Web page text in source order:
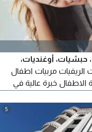
حبشيات، أوغنديات،
الريفيات مربيات اطفال
خبرة عالية في
5